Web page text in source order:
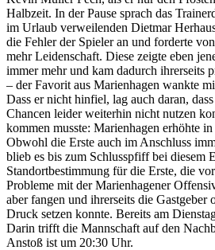
Halbzeit. In der Pause sprach das
im Urlaub verweilenden Dietmar
die Fehler der Spieler an und forderte
mehr Leidenschaft. Diese zeigte eben
immer mehr und kam dadurch ihrerseits
– der Favorit aus Marienhagen wankte
Dass er nicht hinfiel, lag auch daran,
Chancen leider weiterhin nicht nutzen
kommen musste: Marienhagen erhöhte
Obwohl die Erste auch im Anschluss
blieb es bis zum Schlusspfiff bei diesem
Standortbestimmung für die Erste, die
Probleme mit der Marienhagener
aber fangen und ihrerseits die
Druck setzen konnte. Bereits am
Darin trifft die Mannschaft auf den
Anstoß ist um 20:30 Uhr.